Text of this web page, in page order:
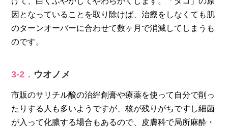
因となっていることを取り除けば、治療をしなくても肌
のターンオーバーに合わせて数ヶ月で消滅してしまうも
のです。
3-2． ウオノメ
市販のサリチル酸の治絆創膏や療薬を使って自分で削っ
たりする人も多いようですが、核が残りがちですし細菌
が入って化膿する場合もあるので、皮膚科で局所麻酔・